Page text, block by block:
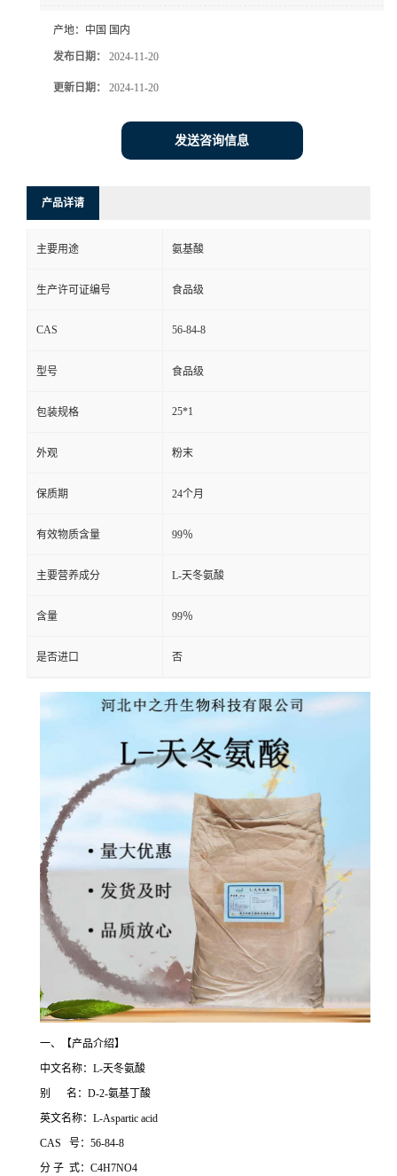
产地： 中国 国内
发布日期： 2024-11-20
更新日期： 2024-11-20
发送咨询信息
产品详请
主要用途 氨基酸
生产许可证编号 食品级
CAS 56-84-8
型号 食品级
包装规格 25*1
外观 粉末
保质期 24个月
有效物质含量 99％
主要营养成分 L-天冬氨酸
含量 99％
是否进口 否
一、【产品介绍】
中文名称：L-天冬氨酸
别 名：D-2-氨基丁酸
英文名称：L-Aspartic acid
CAS 号：56-84-8
分 子 式：C4H7NO4